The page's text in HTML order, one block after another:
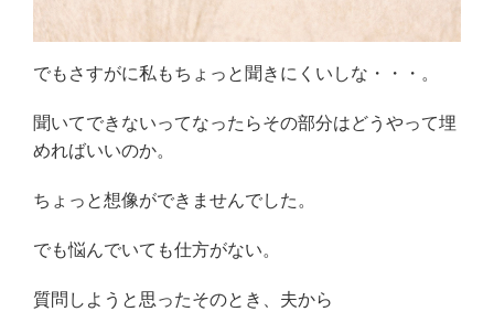
でもさすがに私もちょっと聞きにくいしな・・・。
聞いてできないってなったらその部分はどうやって埋
めればいいのか。
ちょっと想像ができませんでした。
でも悩んでいても仕方がない。
質問しようと思ったそのとき、夫から